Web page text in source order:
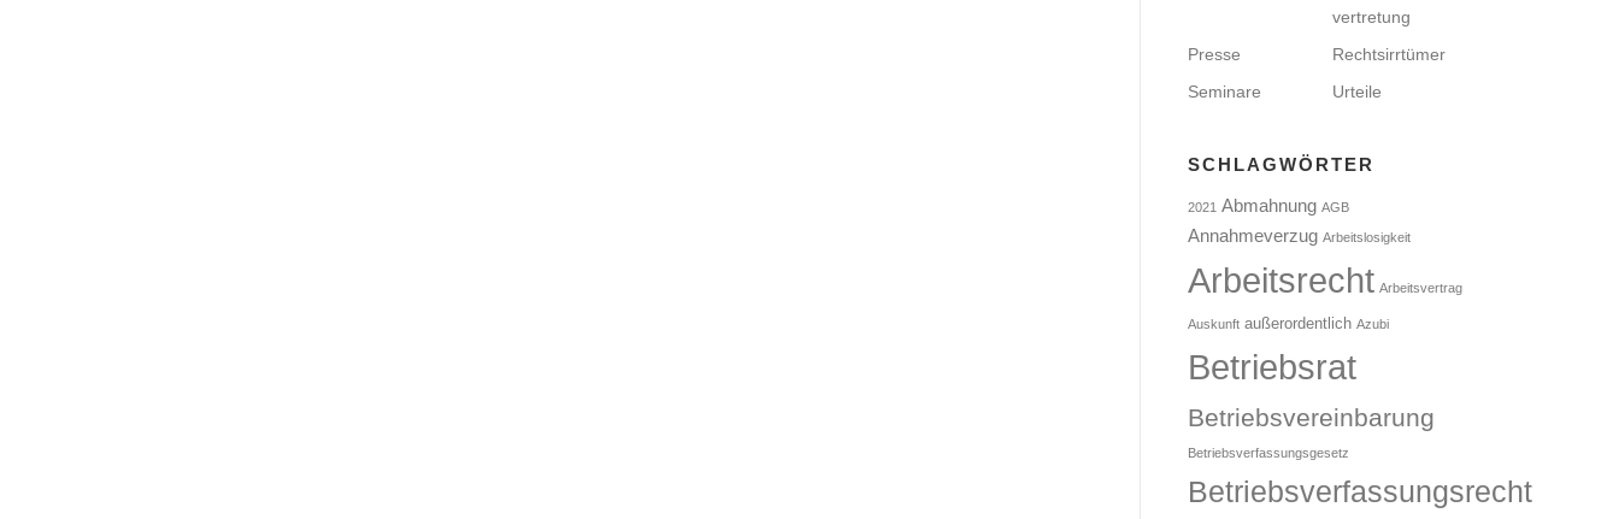
vertretung
Presse
Rechtsirrtümer
Seminare
Urteile
SCHLAGWÖRTER
2021 Abmahnung AGB
Annahmeverzug Arbeitslosigkeit
Arbeitsrecht Arbeitsvertrag
Auskunft außerordentlich Azubi
Betriebsrat
Betriebsvereinbarung
Betriebsverfassungsgesetz
Betriebsverfassungsrecht